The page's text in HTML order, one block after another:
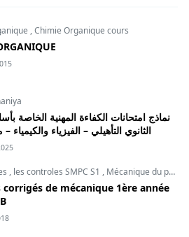
,Chimie Organique cours
نماذج امتحانات الكفاءة المهنية الخاصة
الثانوي التأهيلي – الفيزياء والكيمياء
, les controles SMPC S1 , Mécanique du point
corrigés de mécanique 1ère année